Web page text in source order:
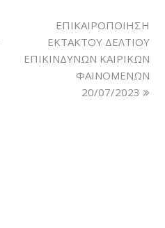
ΕΠΙΚΑΙΡΟΠΟΙΗΣΗ
ΕΚΤΑΚΤΟΥ ΔΕΛΤΙΟΥ
ΕΠΙΚΙΝΔΥΝΩΝ ΚΑΙΡΙΚΩΝ
ΦΑΙΝΟΜΕΝΩΝ
20/07/2023